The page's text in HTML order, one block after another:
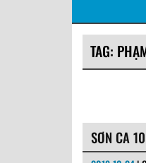
TAG:
SƠN CA 10